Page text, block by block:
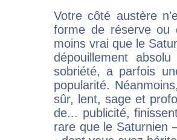
Votre côté austère
forme de réserve
moins vrai que le
dépouillement
sobriété, a parfois
popularité.
sûr, lent, sage et
de... publicité,
rare que le Saturnien